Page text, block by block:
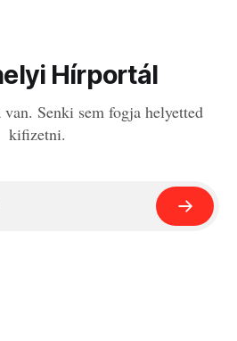
Hírportál
van. Senki sem fogja helyetted
kifizetni.